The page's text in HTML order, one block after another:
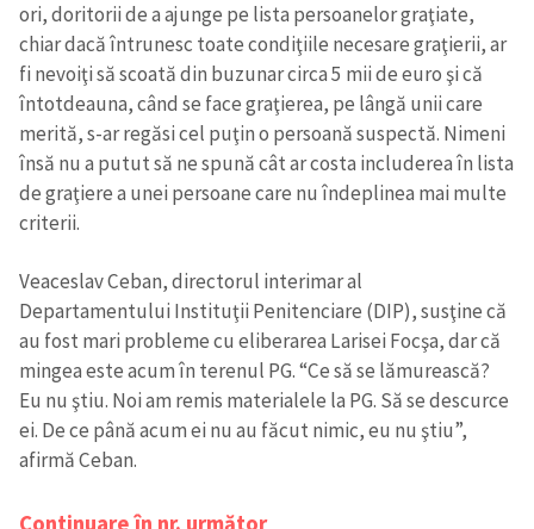
ori, doritorii de a ajunge pe lista persoanelor graţiate,
chiar dacă întrunesc toate condiţiile necesare graţierii, ar
fi nevoiţi să scoată din buzunar circa 5 mii de euro şi că
întotdeauna, când se face graţierea, pe lângă unii care
merită, s-ar regăsi cel puţin o persoană suspectă. Nimeni
însă nu a putut să ne spună cât ar costa includerea în lista
de graţiere a unei persoane care nu îndeplinea mai multe
criterii.
Veaceslav Ceban, directorul interimar al
Departamentului Instituţii Penitenciare (DIP), susţine că
au fost mari probleme cu eliberarea Larisei Focşa, dar că
mingea este acum în terenul PG. “Ce să se lămurească?
Eu nu ştiu. Noi am remis materialele la PG. Să se descurce
ei. De ce până acum ei nu au făcut nimic, eu nu ştiu”,
afirmă Ceban.
Continuare în nr. următor